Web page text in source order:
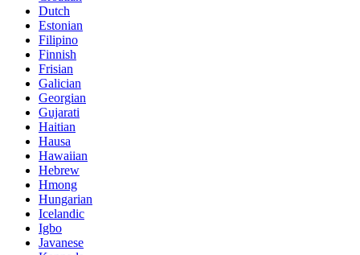
Dutch
Estonian
Filipino
Finnish
Frisian
Galician
Georgian
Gujarati
Haitian
Hausa
Hawaiian
Hebrew
Hmong
Hungarian
Icelandic
Igbo
Javanese